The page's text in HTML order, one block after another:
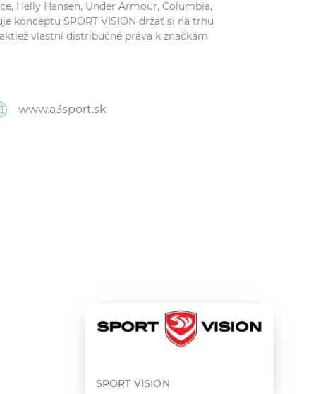
Helly Hansen, Under Armour, Columbia,
konceptu SPORT VISION držať si na trhu
vlastní distribučné práva k značkám
www.a3sport.sk
SPORT VISION